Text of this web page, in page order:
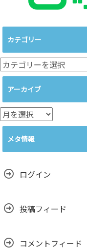
カテゴリー
カ
テ
リ
ー
アーカイブ
ア
ー
イ
メタ情報
ログイン
投稿フィード
コメントフィード